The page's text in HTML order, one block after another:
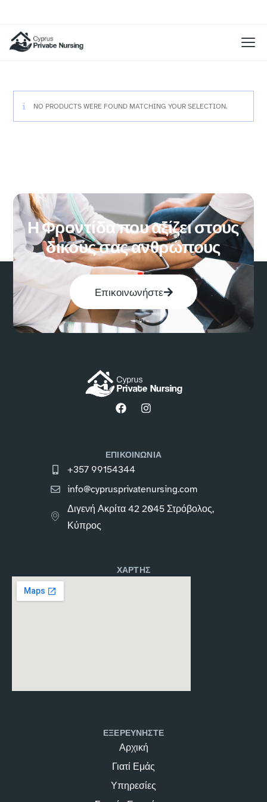
NO PRODUCTS WERE FOUND MATCHING YOUR SELECTION.
Η Φροντίδα που αξίζει στους
δικούς σας ανθρώπους
Επικοινωνήστε
ΕΠΙΚΟΙΝΩΝΙΑ
+357 99154344
info@cyprusprivatenursing.com
Διγενή Ακρίτα 42 2045 Στρόβολος,
Κύπρος
ΧΑΡΤΗΣ
ΕΞΕΡΕΥΝΗΣΤΕ
Αρχική
Γιατί Εμάς
Υπηρεσίες